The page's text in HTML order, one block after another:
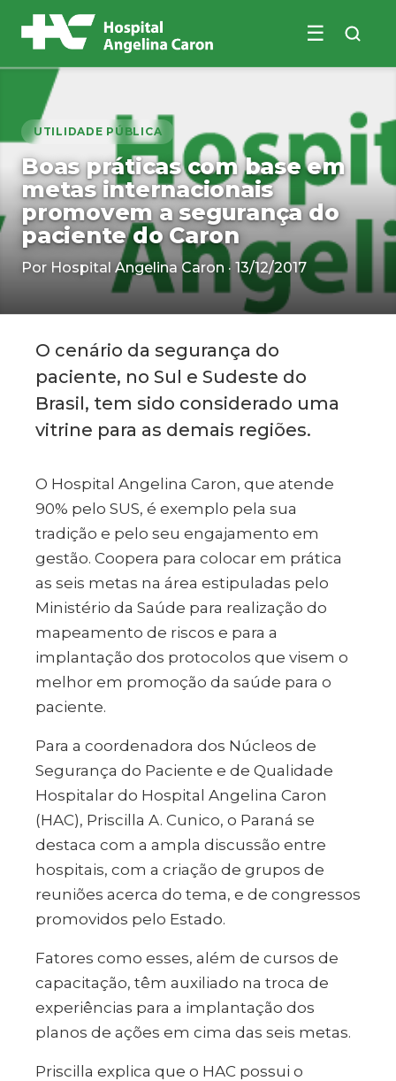
☰
Buscar no site
UTILIDADE PÚBLICA
Boas práticas com base em
metas internacionais
promovem a segurança do
paciente do Caron
Por Hospital Angelina Caron · 13/12/2017
O cenário da segurança do
paciente, no Sul e Sudeste do
Brasil, tem sido considerado uma
vitrine para as demais regiões.
O Hospital Angelina Caron, que atende
90% pelo SUS, é exemplo pela sua
tradição e pelo seu engajamento em
gestão. Coopera para colocar em prática
as seis metas na área estipuladas pelo
Ministério da Saúde para realização do
mapeamento de riscos e para a
implantação dos protocolos que visem o
melhor em promoção da saúde para o
paciente.
Para a coordenadora dos Núcleos de
Segurança do Paciente e de Qualidade
Hospitalar do Hospital Angelina Caron
(HAC), Priscilla A. Cunico, o Paraná se
destaca com a ampla discussão entre
hospitais, com a criação de grupos de
reuniões acerca do tema, e de congressos
promovidos pelo Estado.
Fatores como esses, além de cursos de
capacitação, têm auxiliado na troca de
experiências para a implantação dos
planos de ações em cima das seis metas.
Priscilla explica que o HAC possui o